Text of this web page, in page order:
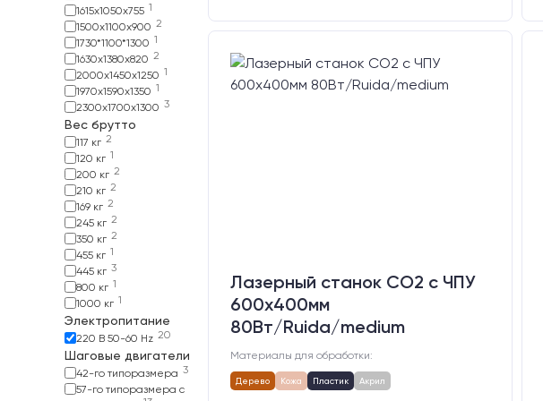
1615х1050х755 1
1500х1100х900 2
1730*1100*1300 1
1630х1380х820 2
2000х1450х1250 1
1970х1590х1350 1
2300х1700х1300 3
Вес брутто
117 кг 2
120 кг 1
200 кг 2
210 кг 2
169 кг 2
245 кг 2
350 кг 2
455 кг 1
445 кг 3
800 кг 1
1000 кг 1
Электропитание
220 В 50-60 Hz 20
Шаговые двигатели
42-го типоразмера 3
57-го типоразмера с
Лазерный станок CO2 c ЧПУ
600х400мм
80Вт/Ruida/medium
Материалы для обработки:
Дерево Кожа Пластик Акрил